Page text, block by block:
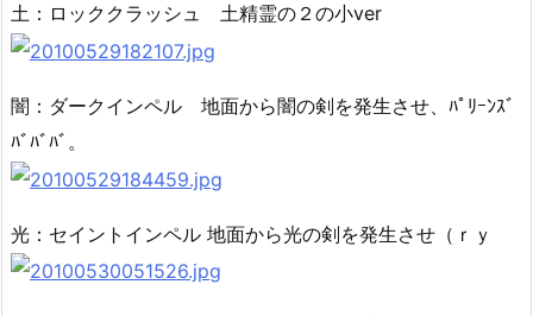
土：ロッククラッシュ 土精霊の２の小ver
闇：ダークインペル 地面から闇の剣を発生させ、ﾊﾟﾘｰﾝｽﾞ
ﾊﾞﾊﾞﾊﾞ。
光：セイントインペル 地面から光の剣を発生させ（ｒｙ